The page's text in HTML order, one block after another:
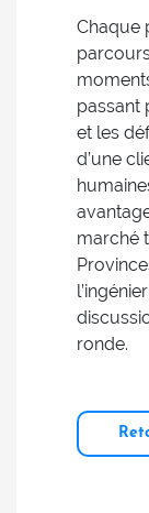
Chaque
passant
et les
d’une
marché
ronde.